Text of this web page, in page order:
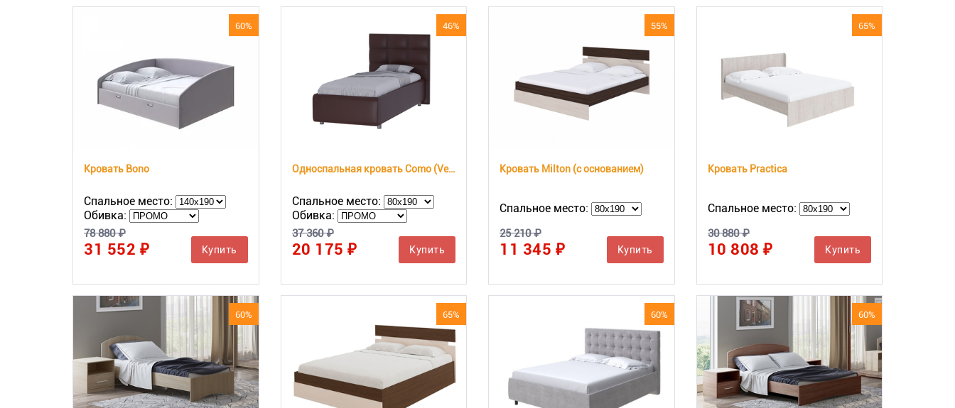
60%
Кровать Bono
Спальное место:
Обивка:
78 880 ₽
31 552 ₽ Купить
46%
Односпальная кровать Como (Veda) 8
Спальное место:
Обивка:
37 360 ₽
20 175 ₽ Купить
55%
Кровать Milton (с основанием)
Спальное место:
25 210 ₽
11 345 ₽ Купить
65%
Кровать Practica
Спальное место:
30 880 ₽
10 808 ₽ Купить
60% 65% 60% 60%